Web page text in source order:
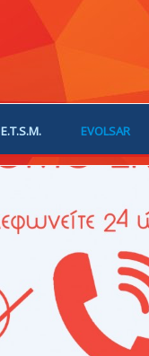
E.T.S.M. EVOLSAR